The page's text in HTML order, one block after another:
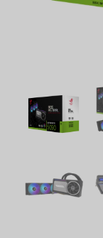
เกี่ยวกับเรา